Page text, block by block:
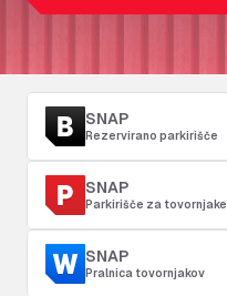
SNAP
Rezervirano parkirišče
SNAP
Parkirišče za tovornjake
SNAP
Pralnica tovornjakov